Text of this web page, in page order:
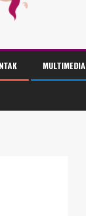
MULTIMEDIA